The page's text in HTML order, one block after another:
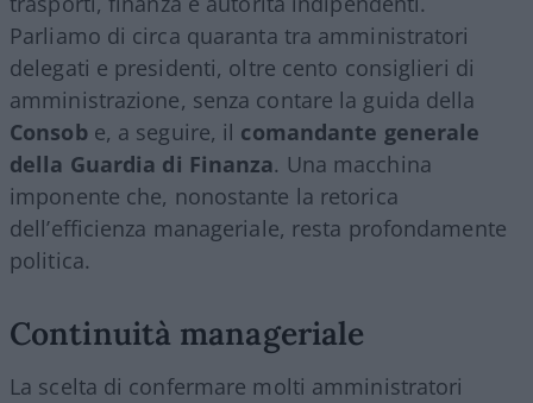
Parliamo di circa quaranta tra amministratori
delegati e presidenti, oltre cento consiglieri di
amministrazione, senza contare la guida della
Consobe, a seguire, il comandante generale
della Guardia di Finanza. Una macchina
imponente che, nonostante la retorica
dell’efficienza manageriale, resta profondamente
politica.
Continuità manageriale
La scelta di confermare molti amministratori